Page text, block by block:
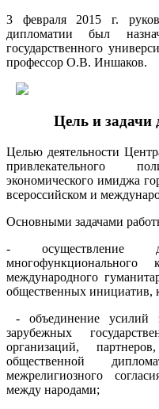
3 февраля 2015 г.
дипломатии был
государственного
профессор О.В. Иншаков.
Цель и задачи
Целью деятельности
привлекательного
экономического имиджа
всероссийском и
Основными задачами
- осуществление
многофункционального
международного
общественных инициатив,
- объединение усилий
зарубежных
организаций,
общественной
межрелигиозного
между народами;